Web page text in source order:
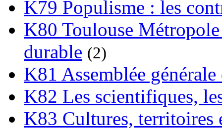
K79 Populisme : les
K80 Toulouse
durable (2)
K81 Assemblée
K82 Les scientifiques,
K83 Cultures, territoires